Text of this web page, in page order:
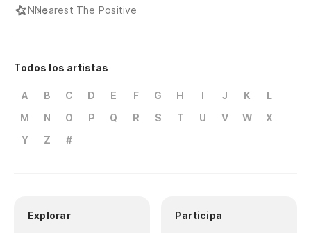
NNearest The Positive
Todos los artistas
A B C D E F G H I J K
L
M
N O P Q R S T U V W
X
Y
Z #
Explorar Participa